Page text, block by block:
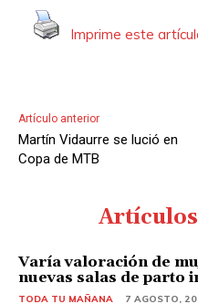
Imprime este
Artículo anterior
Martín Vidaurre se lució en
Copa de MTB
Varía valoración de
nuevas salas de parto
TODA TU MAÑANA 7 AGOSTO,